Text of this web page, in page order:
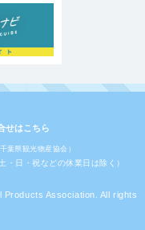
せはこちら
葉県観光物産協会）
日・祝などの休業日は除く）
Association. All rights